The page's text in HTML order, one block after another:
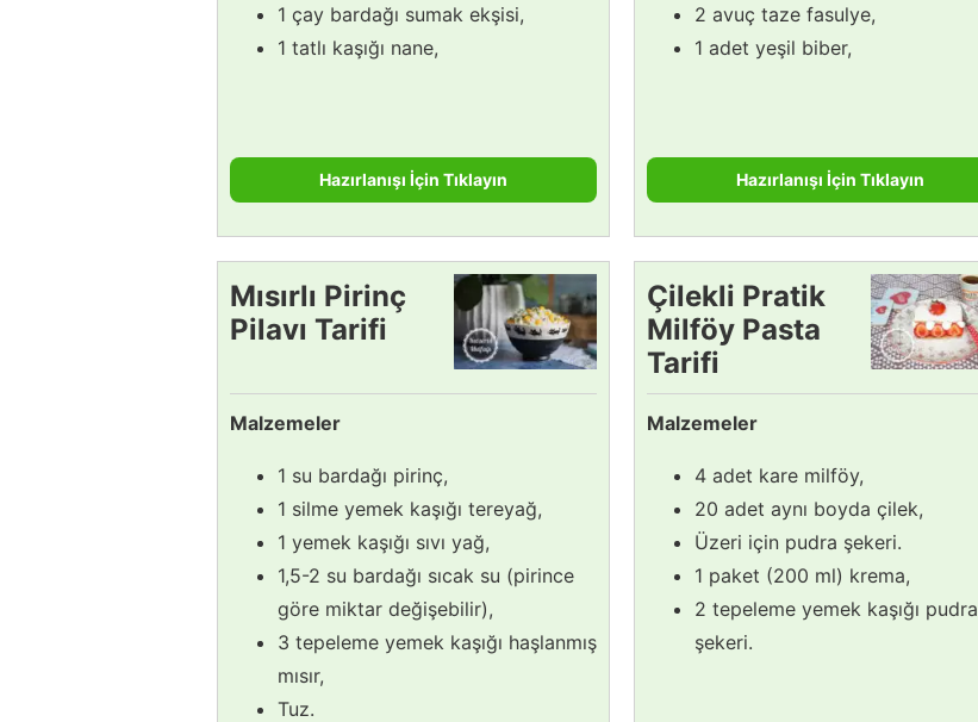
1 çay bardağı sumak ekşisi,
1 tatlı kaşığı nane,
Hazırlanışı İçin Tıklayın
2 avuç taze fasulye,
1 adet yeşil biber,
Hazırlanışı İçin Tıklayın
Mısırlı Pirinç
Pilavı Tarifi
Malzemeler
1 su bardağı pirinç,
1 silme yemek kaşığı tereyağ,
1 yemek kaşığı sıvı yağ,
1,5-2 su bardağı sıcak su (pirince
göre miktar değişebilir),
3 tepeleme yemek kaşığı haşlanmış
mısır,
Tuz.
Çilekli Pratik
Milföy Pasta
Tarifi
Malzemeler
4 adet kare milföy,
20 adet aynı boyda çilek,
Üzeri için pudra şekeri.
1 paket (200 ml) krema,
2 tepeleme yemek kaşığı pudra
şekeri.